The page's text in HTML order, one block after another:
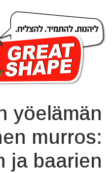
yöelämän
murros:
ja baarien